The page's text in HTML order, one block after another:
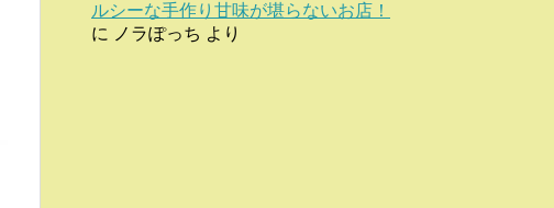
ルシーな手作り甘味が堪らないお店！
に ノラぽっち より